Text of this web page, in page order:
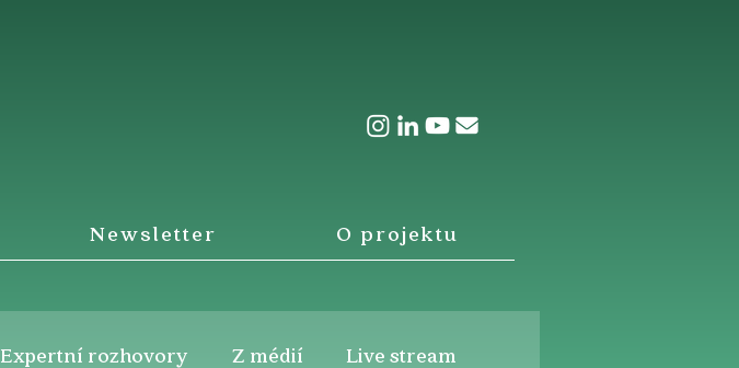
Newsletter O projektu
Expertní rozhovory Z médií Live stream